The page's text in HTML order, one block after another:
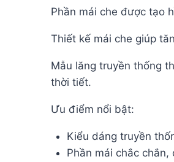
Phần mái che được tạo
Thiết kế mái che giúp
Mẫu lăng truyền thống
thời tiết.
Ưu điểm nổi bật:
Kiểu dáng truyền
Phần mái chắc